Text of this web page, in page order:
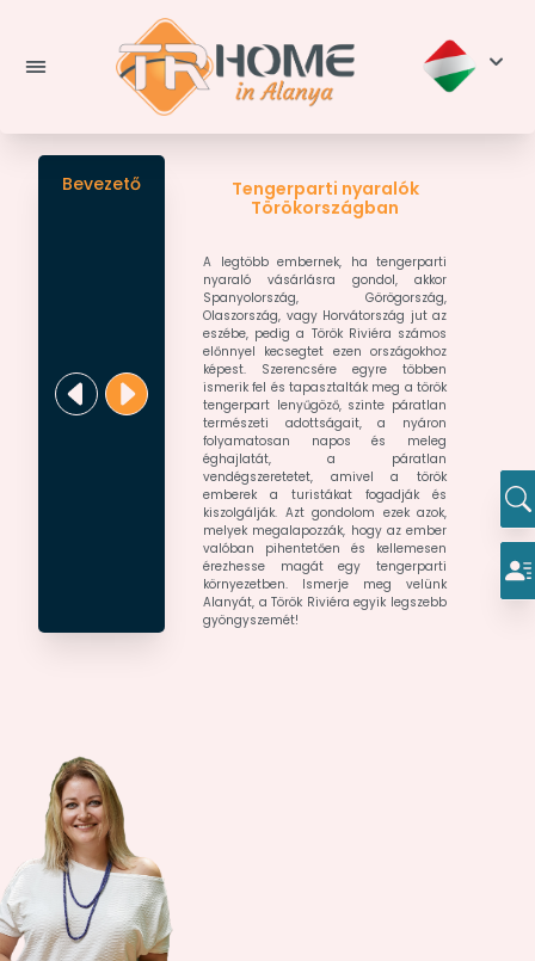
Bevezető
Tengerparti nyaralók
Törökországban
A legtöbb embernek, ha tengerparti
nyaraló vásárlásra gondol, akkor
Spanyolország, Görögország,
Olaszország, vagy Horvátország jut az
eszébe, pedig a Török Riviéra számos
előnnyel kecsegtet ezen országokhoz
képest. Szerencsére egyre többen
ismerik fel és tapasztalták meg a török
tengerpart lenyűgöző, szinte páratlan
természeti adottságait, a nyáron
folyamatosan napos és meleg
éghajlatát, a páratlan
vendégszeretetet, amivel a török
emberek a turistákat fogadják és
kiszolgálják. Azt gondolom ezek azok,
melyek megalapozzák, hogy az ember
valóban pihentetően és kellemesen
érezhesse magát egy tengerparti
környezetben. Ismerje meg velünk
Alanyát, a Török Riviéra egyik legszebb
gyöngyszemét!